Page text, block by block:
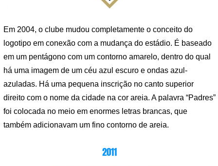
Em 2004, o clube mudou completamente o conceito do
logotipo em conexão com a mudança do estádio. É baseado
em um pentágono com um contorno amarelo, dentro do qual
há uma imagem de um céu azul escuro e ondas azul-
azuladas. Há uma pequena inscrição no canto superior
direito com o nome da cidade na cor areia. A palavra “Padres”
foi colocada no meio em enormes letras brancas, que
também adicionavam um fino contorno de areia.
2011